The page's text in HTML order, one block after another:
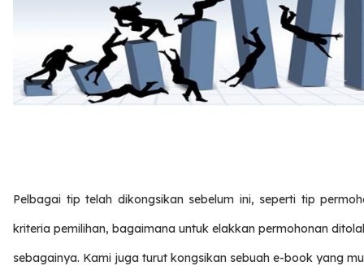
Pelbagai tip telah dikongsikan sebelum ini, seperti tip
kriteria pemilihan, bagaimana untuk elakkan permohonan
sebagainya. Kami juga turut kongsikan sebuah e-book yang